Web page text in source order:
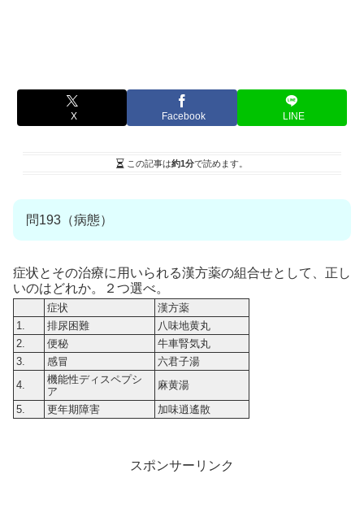
X Facebook LINE
この記事は約1分で読めます。
問193（病態）
症状とその治療に用いられる漢方薬の組合せとして、正し
いのはどれか。２つ選べ。
症状
漢方薬
1.
排尿困難
八味地黄丸
2.
便秘
牛車腎気丸
3.
感冒
六君子湯
4.
機能性ディスペプシ
ア
麻黄湯
5.
更年期障害 加味逍遙散
スポンサーリンク